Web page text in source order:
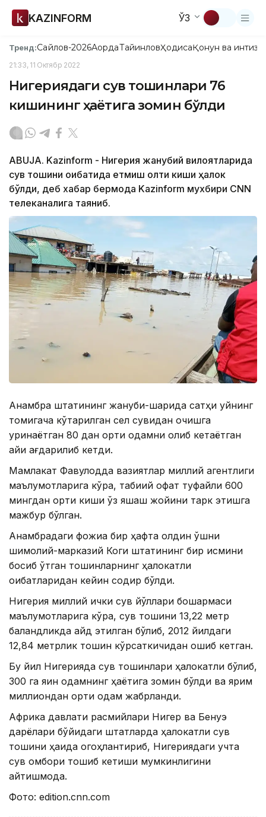
KAZINFORM ЎЗ
Тренд:Сайлов-2026АқордаТайинловҲодисаҚонун ва
21:33, 11 Октябр 2022
Нигериядаги сув тошқинлари 76
кишининг ҳаётига зомин бўлди
ABUJA. Kazinform - Нигерия жанубий вилоятларида
сув тошқини оқибатида етмиш олти киши ҳалок
бўлди, деб хабар бермоқда Kazinform мухбири CNN
телеканалига таяниб.
Анамбра штатининг жануби-шарқида сатҳи уйнинг
томигача кўтарилган сел сувидан қочишга
уринаётган 80 дан ортиқ одамни олиб кетаётган
қайиқ ағдарилиб кетди.
Мамлакат Фавқулодда вазиятлар миллий агентлиги
маълумотларига кўра, табиий офат туфайли 600
мингдан ортиқ киши ўз яшаш жойини тарк этишга
мажбур бўлган.
Анамбрадаги фожиа бир ҳафта олдин қўшни
шимолий-марказий Коги штатининг бир қисмини
босиб ўтган тошқинларнинг ҳалокатли
оқибатларидан кейин содир бўлди.
Нигерия миллий ички сув йўллари бошқармаси
маълумотларига кўра, сув тошқини 13,22 метр
баландликда қайд этилган бўлиб, 2012 йилдаги
12,84 метрлик тошқин кўрсаткичидан ошиб кетган.
Бу йил Нигерияда сув тошқинлари ҳалокатли бўлиб,
300 га яқин одамнинг ҳаётига зомин бўлди ва ярим
миллиондан ортиқ одам жабрланди.
Африка давлати расмийлари Нигер ва Бенуэ
дарёлари бўйидаги штатларда ҳалокатли сув
тошқини ҳақида огоҳлантириб, Нигериядаги учта
сув омбори тошиб кетиши мумкинлигини
айтишмоқда.
Фото: edition.cnn.com